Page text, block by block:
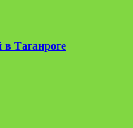
Таганроге